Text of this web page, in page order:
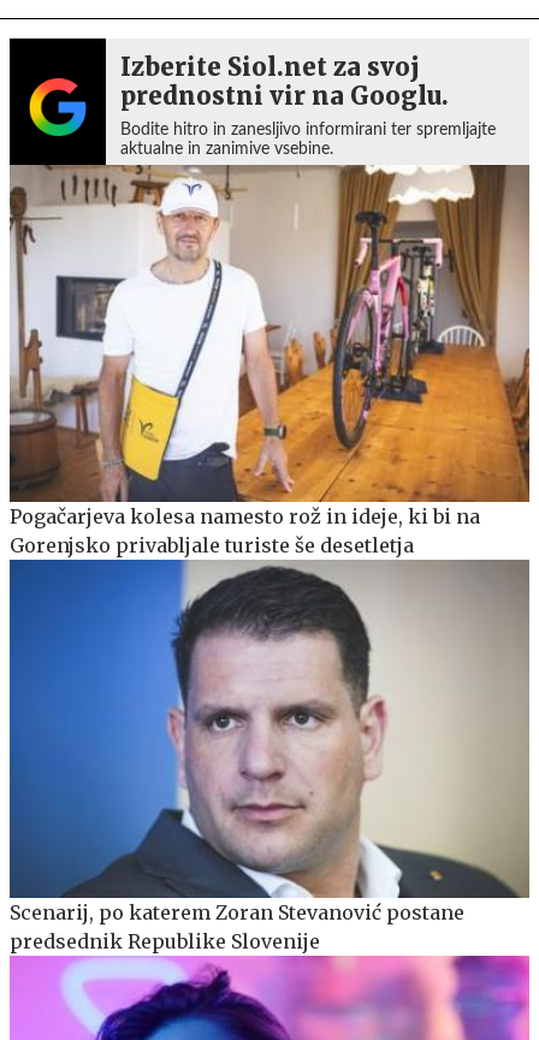
Izberite Siol.net za svoj
prednostni vir na Googlu.
Bodite hitro in zanesljivo informirani ter spremljajte
aktualne in zanimive vsebine.
Pogačarjeva kolesa namesto rož in ideje, ki bi na
Gorenjsko privabljale turiste še desetletja
Scenarij, po katerem Zoran Stevanović postane
predsednik Republike Slovenije